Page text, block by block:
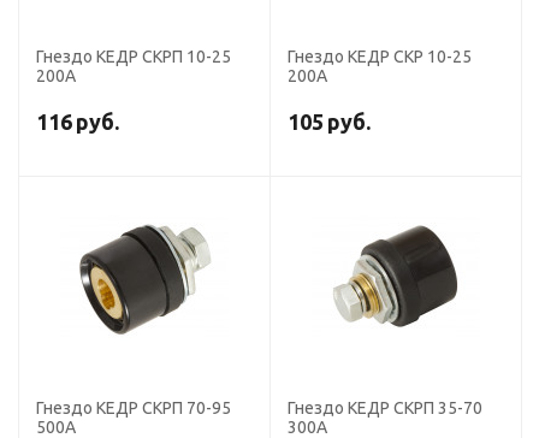
Гнездо КЕДР СКРП 10-25
200А
116 руб.
Гнездо КЕДР СКР 10-25
200А
105 руб.
Гнездо КЕДР СКРП 70-95
500А
Гнездо КЕДР СКРП 35-70
300А